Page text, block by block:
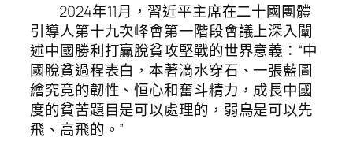
2024年11月，習近平主席在二十國團體
引導人第十九次峰會第一階段會議上深入闡
述中國勝利打贏脫貧攻堅戰的世界意義：“中
國脫貧過程表白，本著滴水穿石、一張藍圖
繪究竟的韌性、恒心和奮斗精力，成長中國
度的貧苦題目是可以處理的，弱鳥是可以先
飛、高飛的。”